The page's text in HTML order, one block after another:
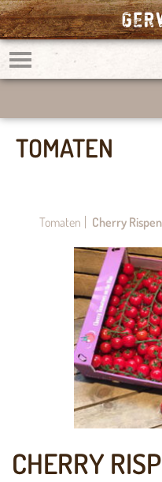
TOMATEN
Tomaten Cherry
CHERRY